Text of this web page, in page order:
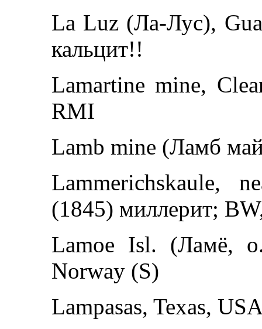
La Luz (Ла-Лус),
кальцит!!
Lamartine mine,
RMI
Lamb mine (Ламб
Lammerichskaule,
(1845) миллерит;
Lamoe Isl. (Ламё,
Norway (S)
Lampasas, Texas,